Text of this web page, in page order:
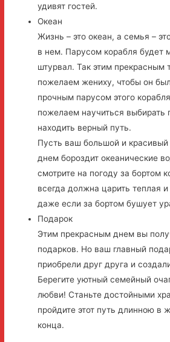
удивят гостей.
Океан
Жизнь – это океан, а семья –
в нем. Парусом корабля будет
штурвал. Так этим
пожелаем жениху, чтобы он
прочным парусом этого
пожелаем научиться выбирать
находить верный путь.
Пусть ваш большой и
днем бороздит океанические
смотрите на погоду за бортом
всегда должна царить теплая
даже если за бортом бушует
Подарок
Этим прекрасным днем вы
подарков. Но ваш главный
приобрели друг друга и
Берегите уютный семейный
любви! Станьте достойными
пройдите этот путь длинною в
конца.